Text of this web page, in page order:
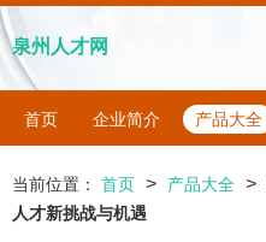
泉州人才网
首页 企业简介 产品大全
当前位置： 首页 > 产品大全 >
人才新挑战与机遇